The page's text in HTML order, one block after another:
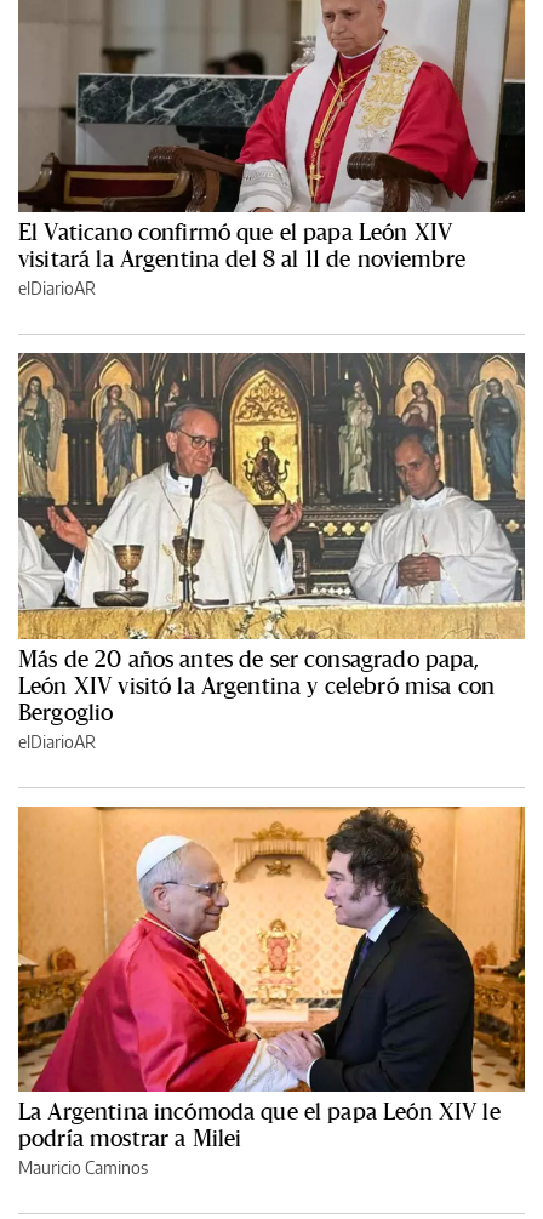
El Vaticano confirmó que el papa León XIV
visitará la Argentina del 8 al 11 de noviembre
elDiarioAR
Más de 20 años antes de ser consagrado papa,
León XIV visitó la Argentina y celebró misa con
Bergoglio
elDiarioAR
La Argentina incómoda que el papa León XIV le
podría mostrar a Milei
Mauricio Caminos